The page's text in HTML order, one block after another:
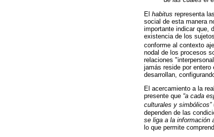
El habitus representa
social de esta manera
importante indicar que,
existencia de los
conforme al contexto
nodal de los procesos
relaciones
jamás reside por entero
desarrollan,
El acercamiento a la
presente que “a cada
culturales y simbólicos”
dependen de las
se liga a la información
lo que permite